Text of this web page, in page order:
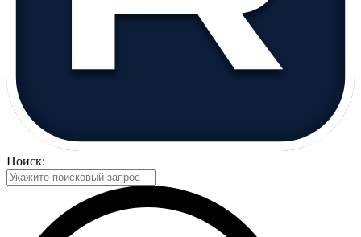
Поиск: